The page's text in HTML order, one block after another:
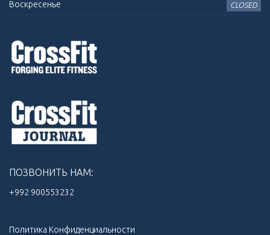
Воскресенье CLOSED
ПОЗВОНИТЬ НАМ:
+992 900553232‬
Политика Конфиденциальности